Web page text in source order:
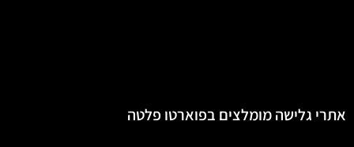
אתרי גלישה מומלצים בפוארטו פלטה